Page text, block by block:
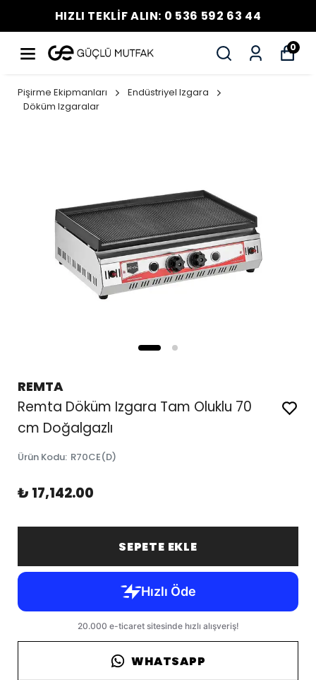
HIZLI TEKLİF ALIN: 0 536 592 63 44
0
Pişirme Ekipmanları
Endüstriyel Izgara
Döküm Izgaralar
REMTA
Remta Döküm Izgara Tam Oluklu 70
cm Doğalgazlı
Ürün Kodu: R70CE(D)
₺ 17,142.00
SEPETE EKLE
WHATSAPP